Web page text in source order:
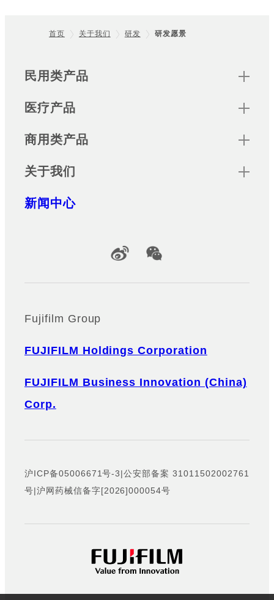
首页 关于我们 研发 研发愿景
Sitemap
民用类产品
医疗产品
商用类产品
关于我们
新闻中心
Official Social Media Accounts
Fujifilm Group
FUJIFILM Holdings Corporation
FUJIFILM Business Innovation (China)
Corp.
沪ICP备05006671号-3|公安部备案 31011502002761
号|沪网药械信备字[2026]000054号